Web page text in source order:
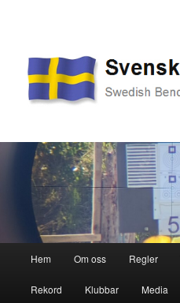
Hoppa
till
Hoppa
till
Hem Om oss Regler
Rekord Klubbar Media